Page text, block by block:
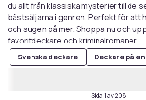
du allt från klassiska mysterier till de
bästsäljarna i genren. Perfekt för att
och sugen på mer. Shoppa nu och
favoritdeckare och kriminalromaner.
Svenska deckare Deckare på
Sida 1 av 208